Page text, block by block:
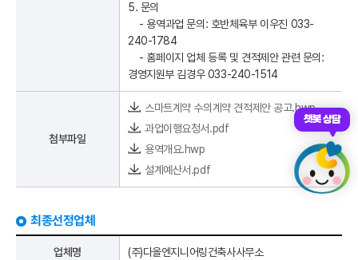
5. 문의
- 용역과업 문의: 호반체육부 이우진 033-
240-1784
- 홈페이지 업체 등록 및 견적제안 관련 문의:
경영지원부 김경우 033-240-1514
첨부파일
스마트계약 수의계약 견적제안 공고.hwp
과업이행요청서.pdf
용역개요.hwp
설계예산서.pdf
최종선정업체
업체명 (주)다올엔지니어링건축사사무소
챗봇 상담